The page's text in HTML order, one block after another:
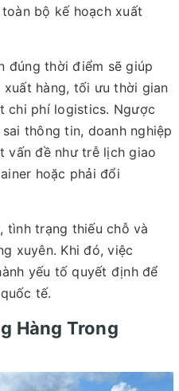
bộ kế hoạch xuất
đúng thời điểm sẽ giúp
hàng, tối ưu thời gian
chi phí logistics. Ngược
thông tin, doanh nghiệp
vấn đề như trễ lịch giao
hoặc phải đổi
tình trạng thiếu chỗ và
xuyên. Khi đó, việc
yếu tố quyết định để
tế.
Hàng Trong